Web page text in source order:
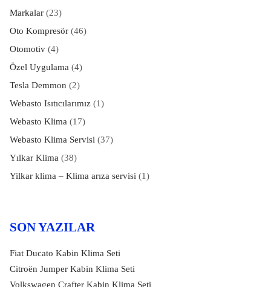
Markalar(23)
Oto Kompresör(46)
Otomotiv(4)
Özel Uygulama (4)
Tesla Demmon (2)
Webasto Isıtıcılarımız(1)
Webasto Klima (17)
Webasto Klima Servisi (37)
Yılkar Klima (38)
Yilkar klima – Klima arıza servisi (1)
SON YAZILAR
Fiat Ducato Kabin Klima Seti
Citroën Jumper Kabin Klima Seti
Volkswagen Crafter Kabin Klima Seti